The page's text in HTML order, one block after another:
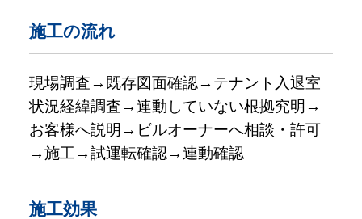
施工の流れ
現場調査→既存図面確認→テナント入退室
状況経緯調査→連動していない根拠究明→
お客様へ説明→ビルオーナーへ相談・許可
→施工→試運転確認→連動確認
施工効果